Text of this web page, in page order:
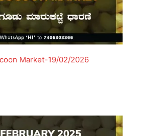
Market-19/02/2026